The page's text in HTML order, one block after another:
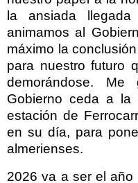
la ansiada
animamos al
máximo la
para nuestro futuro
demorándose.
Gobierno ceda a la
estación de
en su día, para
almerienses.
2026 va a ser el